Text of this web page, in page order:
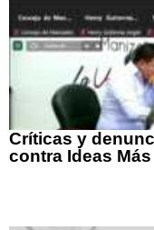
Críticas y
contra Ideas Más